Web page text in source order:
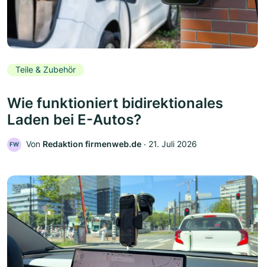
Teile & Zubehör
Wie funktioniert bidirektionales
Laden bei E-Autos?
FW Von Redaktion firmenweb.de ‧ 21. Juli 2026